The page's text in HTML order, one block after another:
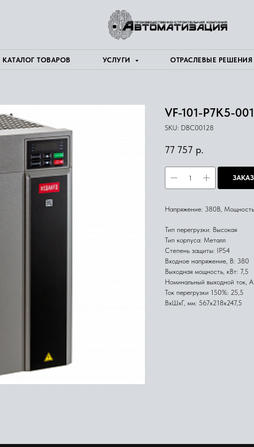
КАТАЛОГ ТОВАРОВ УСЛУГИ ОТРАСЛЕВЫЕ
VF-101-P7K5-
SKU: DBC00128
77 757 р.
Напряжение: 380В,
Тип перегрузки: Высокая
Тип корпуса: Металл
Степень защиты: IP54
Входное напряжение, В: 380
Выходная мощность, кВт: 7,5
Номинальный выходной ток,
Ток перегрузки 150%: 25,5
ВхШхГ, мм: 567x218x247,5